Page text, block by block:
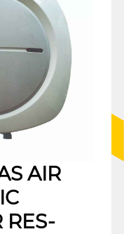
AIR
RES-